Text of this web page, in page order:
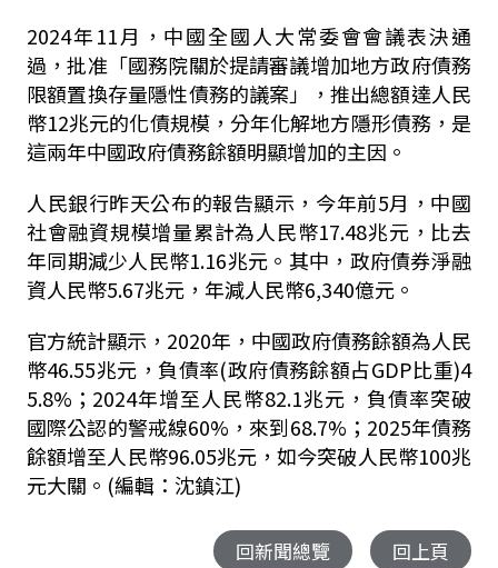
2024年11月，中國全國人大常委會會議表決通
過，批准「國務院關於提請審議增加地方政府債務
限額置換存量隱性債務的議案」，推出總額達人民
幣12兆元的化債規模，分年化解地方隱形債務，是
這兩年中國政府債務餘額明顯增加的主因。
人民銀行昨天公布的報告顯示，今年前5月，中國
社會融資規模增量累計為人民幣17.48兆元，比去
年同期減少人民幣1.16兆元。其中，政府債券淨融
資人民幣5.67兆元，年減人民幣6,340億元。
官方統計顯示，2020年，中國政府債務餘額為人民
幣46.55兆元，負債率(政府債務餘額占GDP比重)4
5.8%；2024年增至人民幣82.1兆元，負債率突破
國際公認的警戒線60%，來到68.7%；2025年債務
餘額增至人民幣96.05兆元，如今突破人民幣100兆
元大關。(編輯：沈鎮江)
回新聞總覽 回上頁